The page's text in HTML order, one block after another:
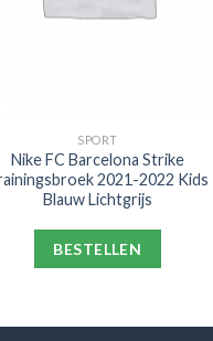
SPORT
Nike FC Barcelona Strike
2021-2022 Kids
Blauw Lichtgrijs
BESTELLEN